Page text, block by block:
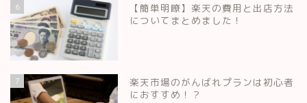
6
【簡単明瞭】楽天の費用と出店方法
についてまとめました！
7
楽天市場のがんばれプランは初心者
におすすめ！？